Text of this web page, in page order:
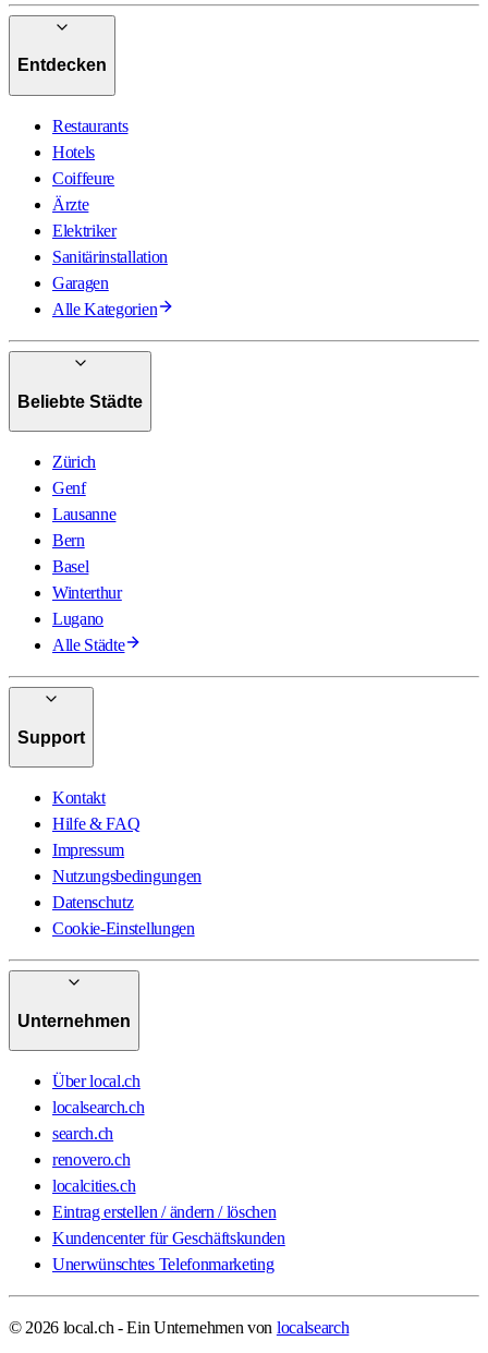
Entdecken
Restaurants
Hotels
Coiffeure
Ärzte
Elektriker
Sanitärinstallation
Garagen
Alle Kategorien
Beliebte Städte
Zürich
Genf
Lausanne
Bern
Basel
Winterthur
Lugano
Alle Städte
Support
Kontakt
Hilfe & FAQ
Impressum
Nutzungsbedingungen
Datenschutz
Cookie-Einstellungen
Unternehmen
Über local.ch
localsearch.ch
search.ch
renovero.ch
localcities.ch
Eintrag erstellen / ändern / löschen
Kundencenter für Geschäftskunden
Unerwünschtes Telefonmarketing
© 2026 local.ch - Ein Unternehmen von localsearch